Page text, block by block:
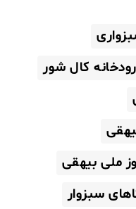
رودخانه کال شور
ملی بیهقی
سبزوار